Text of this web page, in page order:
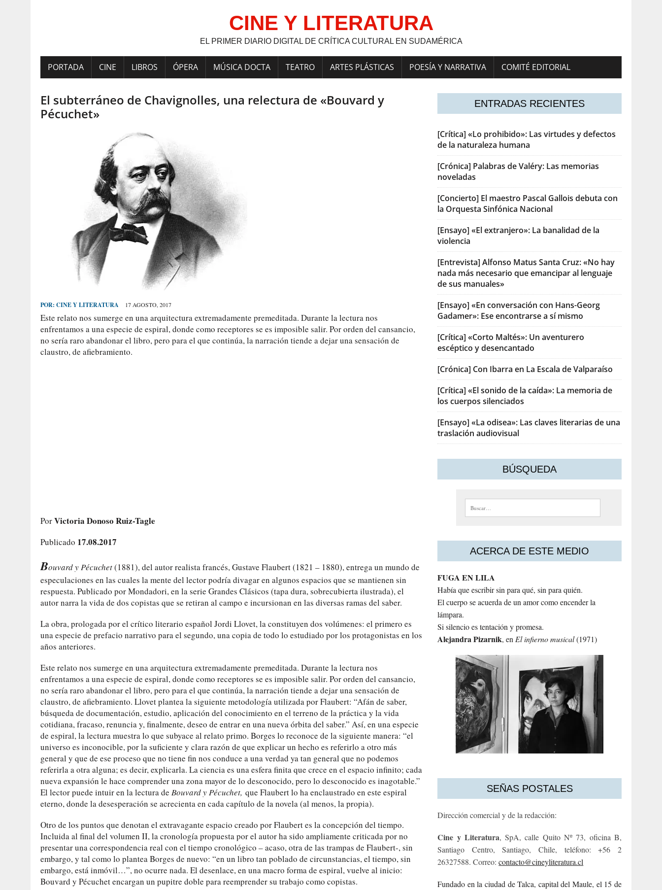
CINE Y LITERATURA
EL PRIMER DIARIO DIGITAL DE CRÍTICA CULTURAL EN SUDAMÉRICA
PORTADA CINE LIBROS ÓPERA MÚSICA DOCTA TEATRO ARTES PLÁSTICAS POESÍA Y NARRATIVA COMITÉ EDITORIAL
El subterráneo de Chavignolles, una relectura de «Bouvard y
Pécuchet»
POR: CINE Y LITERATURA 17 AGOSTO, 2017
Este relato nos sumerge en una arquitectura extremadamente premeditada. Durante la lectura nos
enfrentamos a una especie de espiral, donde como receptores se es imposible salir. Por orden del cansancio,
no sería raro abandonar el libro, pero para el que continúa, la narración tiende a dejar una sensación de
claustro, de afiebramiento.
PorVictoria Donoso Ruiz-Tagle
Publicado 17.08.2017
Bouvard y Pécuchet(1881), del autor realista francés, Gustave Flaubert (1821 – 1880), entrega un mundo de
especulaciones en las cuales la mente del lector podría divagar en algunos espacios que se mantienen sin
respuesta. Publicado por Mondadori, en la serie Grandes Clásicos (tapa dura, sobrecubierta ilustrada), el
autor narra la vida de dos copistas que se retiran al campo e incursionan en las diversas ramas del saber.
La obra, prologada por el crítico literario español Jordi Llovet, la constituyen dos volúmenes: el primero es
una especie de prefacio narrativo para el segundo, una copia de todo lo estudiado por los protagonistas en los
años anteriores.
Este relato nos sumerge en una arquitectura extremadamente premeditada. Durante la lectura nos
enfrentamos a una especie de espiral, donde como receptores se es imposible salir. Por orden del cansancio,
no sería raro abandonar el libro, pero para el que continúa, la narración tiende a dejar una sensación de
claustro, de afiebramiento. Llovet plantea la siguiente metodología utilizada por Flaubert: “Afán de saber,
búsqueda de documentación, estudio, aplicación del conocimiento en el terreno de la práctica y la vida
cotidiana, fracaso, renuncia y, finalmente, deseo de entrar en una nueva órbita del saber.” Así, en una especie
de espiral, la lectura muestra lo que subyace al relato primo. Borges lo reconoce de la siguiente manera: “el
universo es inconocible, por la suficiente y clara razón de que explicar un hecho es referirlo a otro más
general y que de ese proceso que no tiene fin nos conduce a una verdad ya tan general que no podemos
referirla a otra alguna; es decir, explicarla. La ciencia es una esfera finita que crece en el espacio infinito; cada
nueva expansión le hace comprender una zona mayor de lo desconocido, pero lo desconocido es inagotable.”
El lector puede intuir en la lectura de Bouvard y Pécuchet, que Flaubert lo ha enclaustrado en este espiral
eterno, donde la desesperación se acrecienta en cada capítulo de la novela (al menos, la propia).
Otro de los puntos que denotan el extravagante espacio creado por Flaubert es la concepción del tiempo.
Incluida al final del volumen II, la cronología propuesta por el autor ha sido ampliamente criticada por no
presentar una correspondencia real con el tiempo cronológico – acaso, otra de las trampas de Flaubert-, sin
embargo, y tal como lo plantea Borges de nuevo: “en un libro tan poblado de circunstancias, el tiempo, sin
embargo, está inmóvil…”, no ocurre nada. El desenlace, en una macro forma de espiral, vuelve al inicio:
Bouvard y Pécuchet encargan un pupitre doble para reemprender su trabajo como copistas.
ENTRADAS RECIENTES
[Crítica] «Lo prohibido»: Las virtudes y defectos
de la naturaleza humana
[Crónica] Palabras de Valéry: Las memorias
noveladas
[Concierto] El maestro Pascal Gallois debuta con
la Orquesta Sinfónica Nacional
[Ensayo] «El extranjero»: La banalidad de la
violencia
[Entrevista] Alfonso Matus Santa Cruz: «No hay
nada más necesario que emancipar al lenguaje
de sus manuales»
[Ensayo] «En conversación con Hans-Georg
Gadamer»: Ese encontrarse a sí mismo
[Crítica] «Corto Maltés»: Un aventurero
escéptico y desencantado
[Crónica] Con Ibarra en La Escala de Valparaíso
[Crítica] «El sonido de la caída»: La memoria de
los cuerpos silenciados
[Ensayo] «La odisea»: Las claves literarias de una
traslación audiovisual
BÚSQUEDA
Buscar:
ACERCA DE ESTE MEDIO
FUGA EN LILA
Había que escribir sin para qué, sin para quién.
El cuerpo se acuerda de un amor como encender la
lámpara.
Si silencio es tentación y promesa.
AlejandraPizarnik, enEl infierno musical(1971)
SEÑAS POSTALES
Dirección comercial y de la redacción:
Cine y Literatura, SpA, calle Quito Nº 73, oficina B,
Santiago Centro, Santiago, Chile, teléfono: +56 2
26327588. Correo:contacto@cineyliteratura.cl
Fundado en la ciudad de Talca, capital del Maule, el 15 de